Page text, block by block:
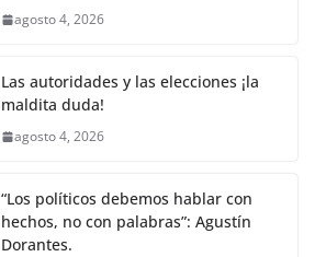
agosto 4, 2026
Las autoridades y las elecciones ¡la
maldita duda!
agosto 4, 2026
“Los políticos debemos hablar con
hechos, no con palabras”: Agustín
Dorantes.